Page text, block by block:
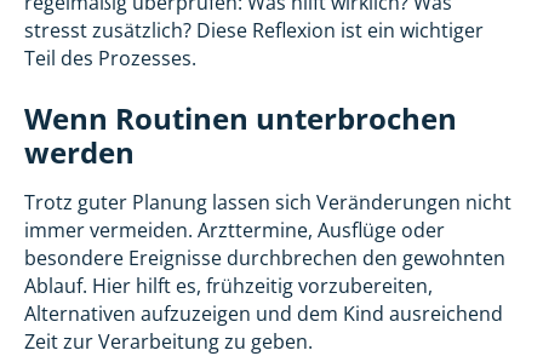
stresst zusätzlich? Diese Reflexion ist ein wichtiger
Teil des Prozesses.
Wenn Routinen unterbrochen
werden
Trotz guter Planung lassen sich Veränderungen nicht
immer vermeiden. Arzttermine, Ausflüge oder
besondere Ereignisse durchbrechen den gewohnten
Ablauf. Hier hilft es, frühzeitig vorzubereiten,
Alternativen aufzuzeigen und dem Kind ausreichend
Zeit zur Verarbeitung zu geben.